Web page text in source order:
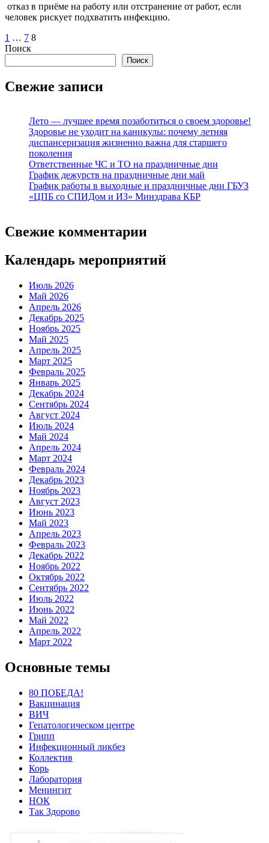
отказ в приёме на работу или отстранение от работ, если
человек рискует подхватить инфекцию.
Пагинация
записей
1 … 7 8
Поиск
Поиск
Свежие записи
Лето — лучшее время позаботиться о своем здоровье!
Здоровье не уходит на каникулы: почему летняя
диспансеризация жизненно важна для старшего
поколения
Ответственные ЧС и ТО на праздничные дни
График дежурств на праздничные дни май
График работы в выходные и праздничные дни ГБУЗ
«ЦПБ со СПИДом и ИЗ» Минздрава КБР
Свежие комментарии
Календарь мероприятий
Июль 2026
Май 2026
Апрель 2026
Декабрь 2025
Ноябрь 2025
Май 2025
Апрель 2025
Март 2025
Февраль 2025
Январь 2025
Декабрь 2024
Сентябрь 2024
Август 2024
Июль 2024
Май 2024
Апрель 2024
Март 2024
Февраль 2024
Декабрь 2023
Ноябрь 2023
Август 2023
Июнь 2023
Май 2023
Апрель 2023
Февраль 2023
Декабрь 2022
Ноябрь 2022
Октябрь 2022
Сентябрь 2022
Июль 2022
Июнь 2022
Май 2022
Апрель 2022
Март 2022
Основные темы
80 ПОБЕДА!
Вакцинация
ВИЧ
Гепатологическом центре
Грипп
Инфекционный ликбез
Коллектив
Корь
Лаборатория
Менингит
НОК
Так Здорово